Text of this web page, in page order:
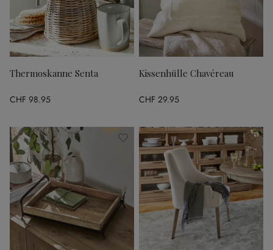
Thermoskanne Senta
CHF 98.95
Kissenhülle Chavéreau
CHF 29.95